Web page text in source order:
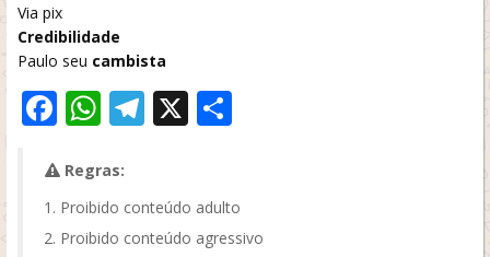
Via pix
Credibilidade
Paulo seu cambista
Facebook
WhatsApp
Telegram
X
Regras:
Proibido conteúdo adulto
Proibido conteúdo agressivo